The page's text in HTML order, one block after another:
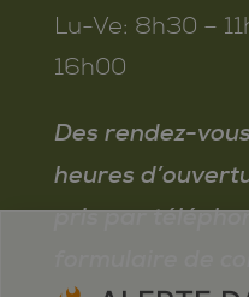
Lu-Ve: 8h30 –
16h00
Des rendez-
heures
pris par